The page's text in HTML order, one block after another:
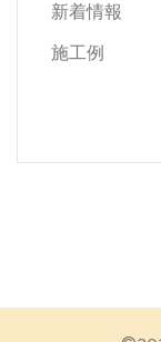
新着情報
施工例